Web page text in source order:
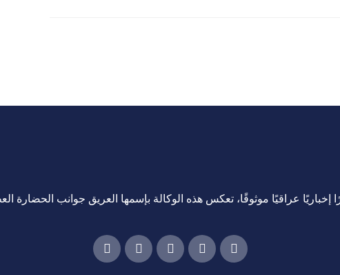
عراقيًا موثوقًا، تعكس هذه الوكالة بإسمها العريق جوانب الحضارة